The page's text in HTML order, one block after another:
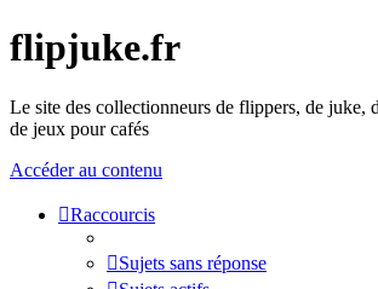
flipjuke.fr
Le site des collectionneurs de flippers, de juke,
de jeux pour cafés
Accéder au contenu
Raccourcis
Sujets sans réponse